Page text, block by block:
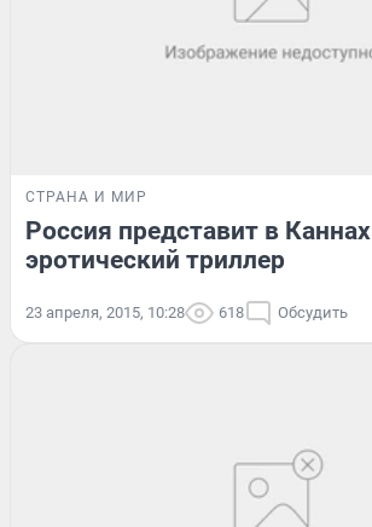
СТРАНА И МИР
Россия представит в Каннах
эротический триллер
23 апреля, 2015, 10:28 618 Обсудить